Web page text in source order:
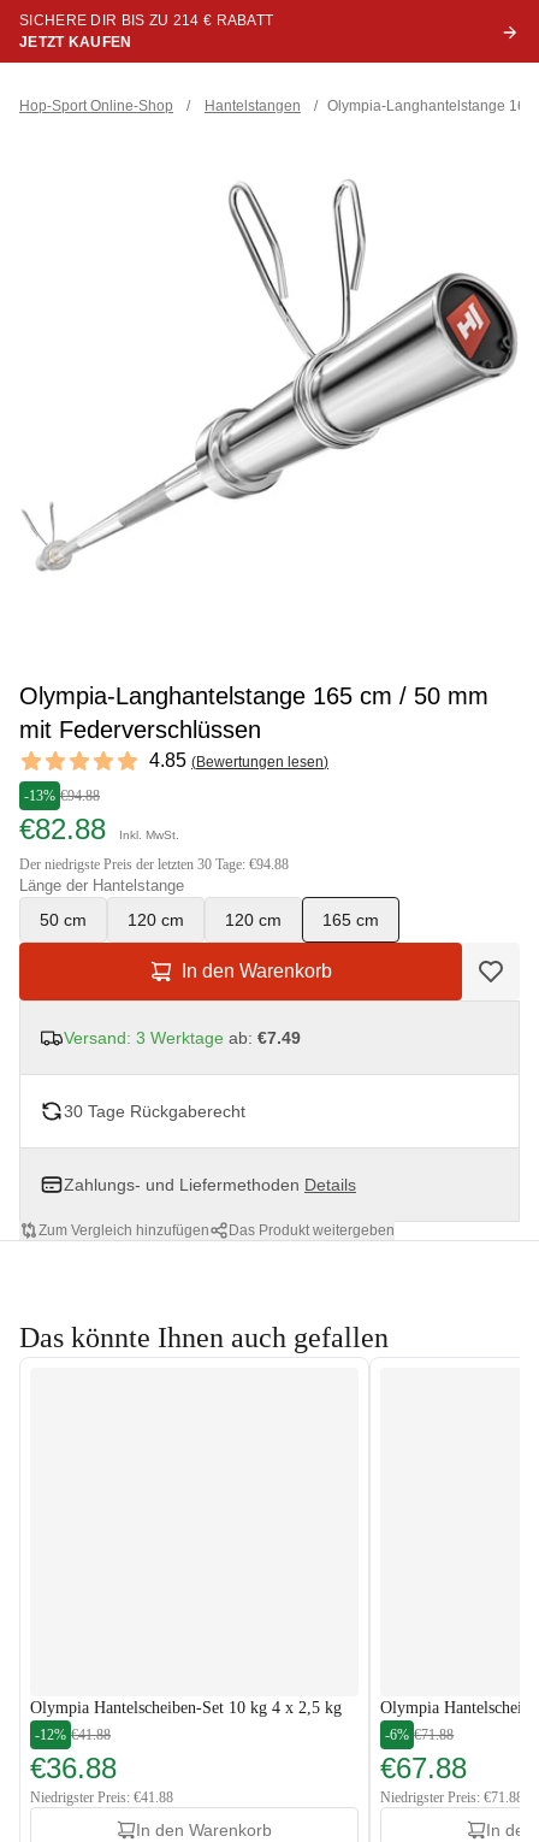
SICHERE DIR BIS ZU 214 € RABATT
JETZT KAUFEN
Hop-Sport Online-Shop / Hantelstangen / Olympia-Langhantelstange 165
Olympia-Langhantelstange 165 cm / 50 mm
mit Federverschlüssen
Reviews
4.85 out of 5 stars 4.85 (Bewertungen lesen)
-13% €94.88
€82.88 Inkl. MwSt.
Der niedrigste Preis der letzten 30 Tage: €94.88
Länge der Hantelstange
50 cm 120 cm 120 cm 165 cm
In den Warenkorb
Versand: 3 Werktage ab: €7.49
30 Tage Rückgaberecht
Zahlungs- und Liefermethoden Details
Zum Vergleich hinzufügen Das Produkt weitergeben
Das könnte Ihnen auch gefallen
Olympia Hantelscheiben-Set 10 kg 4 x 2,5 kg
-12% €41.88
€36.88
Niedrigster Preis: €41.88
In den Warenkorb
Olympia
-6% €71.88
€67.88
Niedrigster Preis: €71.88
In den